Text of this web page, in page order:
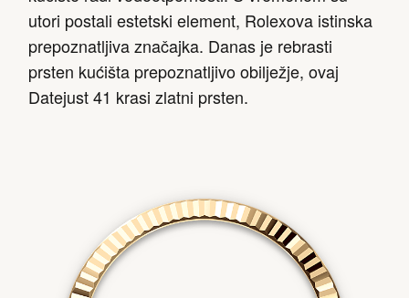
utori postali estetski element, Rolexova istinska
prepoznatljiva značajka. Danas je rebrasti
prsten kućišta prepoznatljivo obilježje, ovaj
Datejust 41 krasi zlatni prsten.